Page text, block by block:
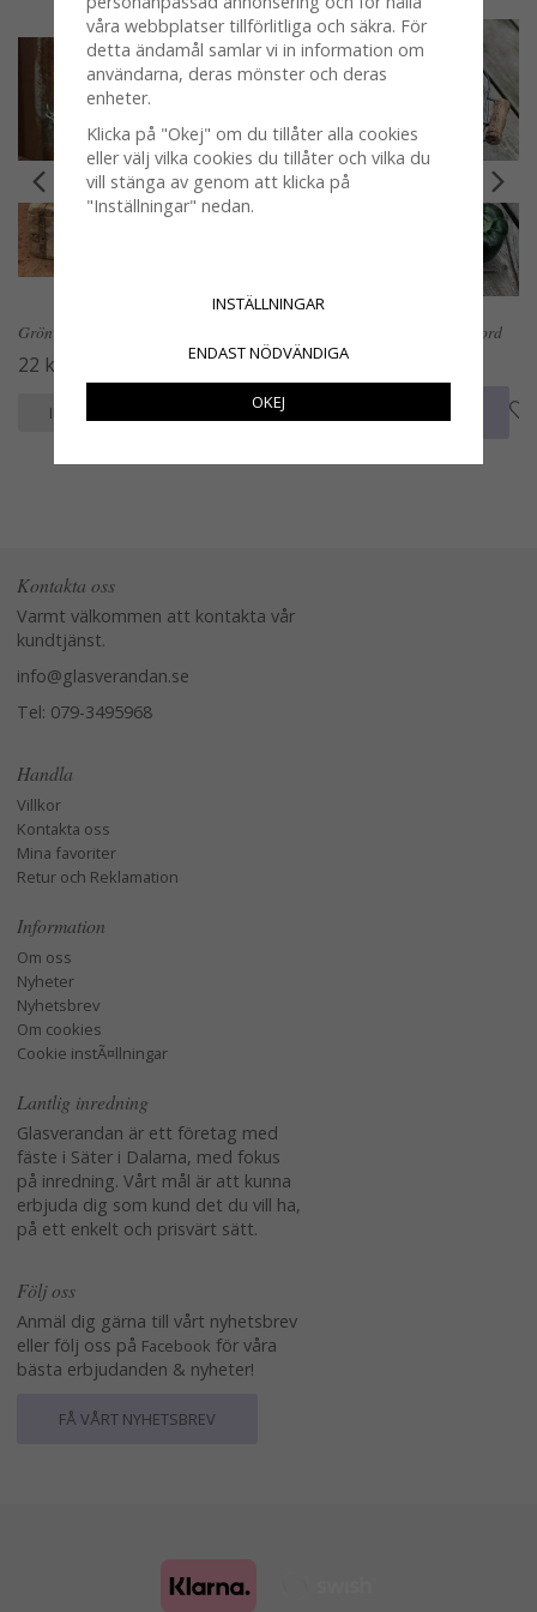
Grön lime att dekorera med
22 kr
INFO
Paprika röd och grön konstgjord
22 kr
Kontakta oss
Varmt välkommen att kontakta vår
kundtjänst.
info@glasverandan.se
Tel: 079-3495968
Handla
Villkor
Kontakta oss
Mina favoriter
Retur och Reklamation
Information
Om oss
Nyheter
Nyhetsbrev
Om cookies
Cookie instÃ¤llningar
Lantlig inredning
Glasverandan är ett företag med
fäste i Säter i Dalarna, med fokus
på inredning. Vårt mål är att kunna
erbjuda dig som kund det du vill ha,
på ett enkelt och prisvärt sätt.
Följ oss
Anmäl dig gärna till vårt nyhetsbrev
eller följ oss på Facebook för våra
bästa erbjudanden & nyheter!
FÅ VÅRT NYHETSBREV
våra webbplatser tillförlitliga och säkra. För
detta ändamål samlar vi in information om
användarna, deras mönster och deras
enheter.
Klicka på "Okej" om du tillåter alla cookies
eller välj vilka cookies du tillåter och vilka du
vill stänga av genom att klicka på
"Inställningar" nedan.
INSTÄLLNINGAR
ENDAST NÖDVÄNDIGA
OKEJ